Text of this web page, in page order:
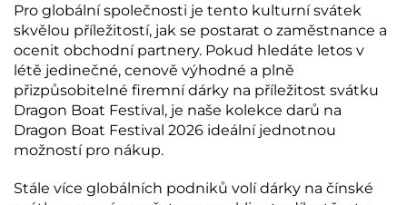
Pro globální společnosti je tento kulturní svátek
skvělou příležitostí, jak se postarat o zaměstnance a
ocenit obchodní partnery. Pokud hledáte letos v
létě jedinečné, cenově výhodné a plně
přizpůsobitelné firemní dárky na příležitost svátku
Dragon Boat Festival, je naše kolekce darů na
Dragon Boat Festival 2026 ideální jednotnou
možností pro nákup.
Stále více globálních podniků volí dárky na čínské